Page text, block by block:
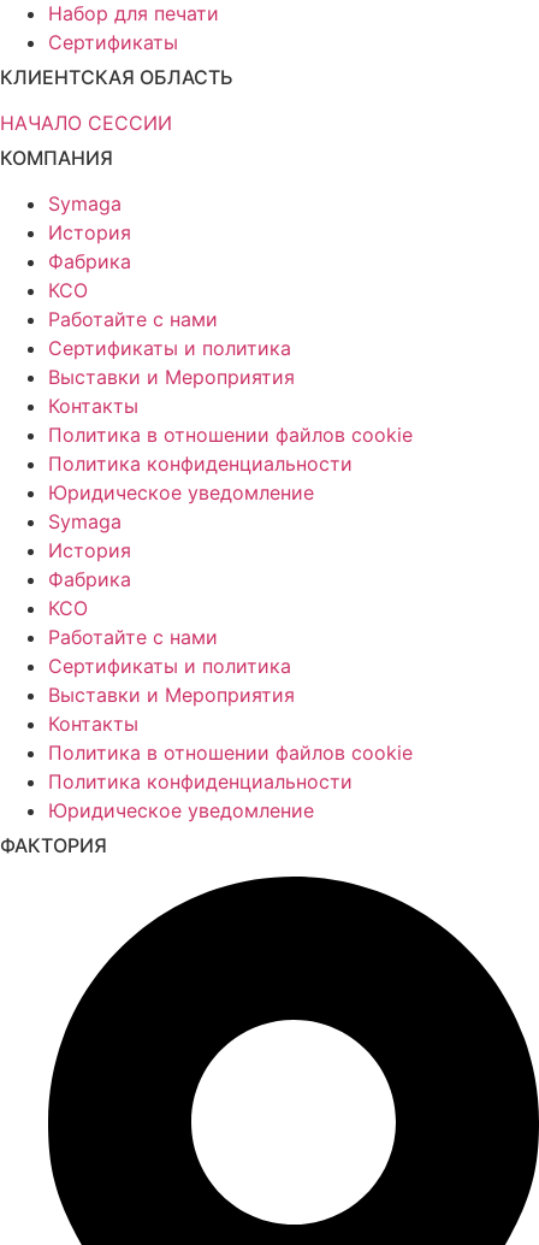
Набор для печати
Сертификаты
КЛИЕНТСКАЯ ОБЛАСТЬ
НАЧАЛО СЕССИИ
КОМПАНИЯ
Symaga
История
Фабрика
КСО
Работайте с нами
Сертификаты и политика
Выставки и Мероприятия
Контакты
Политика в отношении файлов cookie
Политика конфиденциальности
Юридическое уведомление
Symaga
История
Фабрика
КСО
Работайте с нами
Сертификаты и политика
Выставки и Мероприятия
Контакты
Политика в отношении файлов cookie
Политика конфиденциальности
Юридическое уведомление
ФАКТОРИЯ